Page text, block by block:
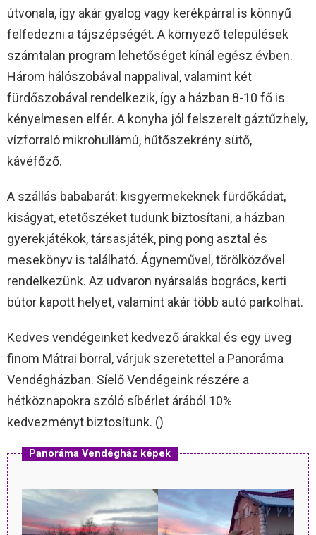
útvonala, így akár gyalog vagy kerékpárral is könnyű
felfedezni a tájszépségét. A környező települések
számtalan program lehetőséget kínál egész évben.
Három hálószobával nappalival, valamint két
fürdőszobával rendelkezik, így a házban 8-10 fő is
kényelmesen elfér. A konyha jól felszerelt gáztűzhely,
vízforraló mikrohullámú, hűtőszekrény sütő,
kávéfőző.
A szállás bababarát: kisgyermekeknek fürdőkádat,
kiságyat, etetőszéket tudunk biztosítani, a házban
gyerekjátékok, társasjáték, ping pong asztal és
mesekönyv is található. Ágyneművel, törölközővel
rendelkezünk. Az udvaron nyársalás bogrács, kerti
bútor kapott helyet, valamint akár több autó parkolhat.
Kedves vendégeinket kedvező árakkal és egy üveg
finom Mátrai borral, várjuk szeretettel a Panoráma
Vendégházban. Síelő Vendégeink részére a
hétköznapokra szóló síbérlet árából 10%
kedvezményt biztosítunk. ()
Panoráma Vendégház képek